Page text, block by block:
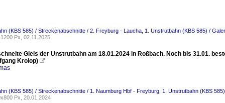
(KBS 585) / Streckenabschnitte / 2. Freyburg - Laucha 1. Unstrutbahn (KBS 585) /
Px, 02.11.2025
Gleis der Unstrutbahn am 18.01.2024 in Roßbach. Noch bis 31.01.
Krolop) 
(KBS 585) / Streckenabschnitte / 1. Naumburg Hbf - Freyburg 1. Unstrutbahn (KBS
Px, 20.01.2024